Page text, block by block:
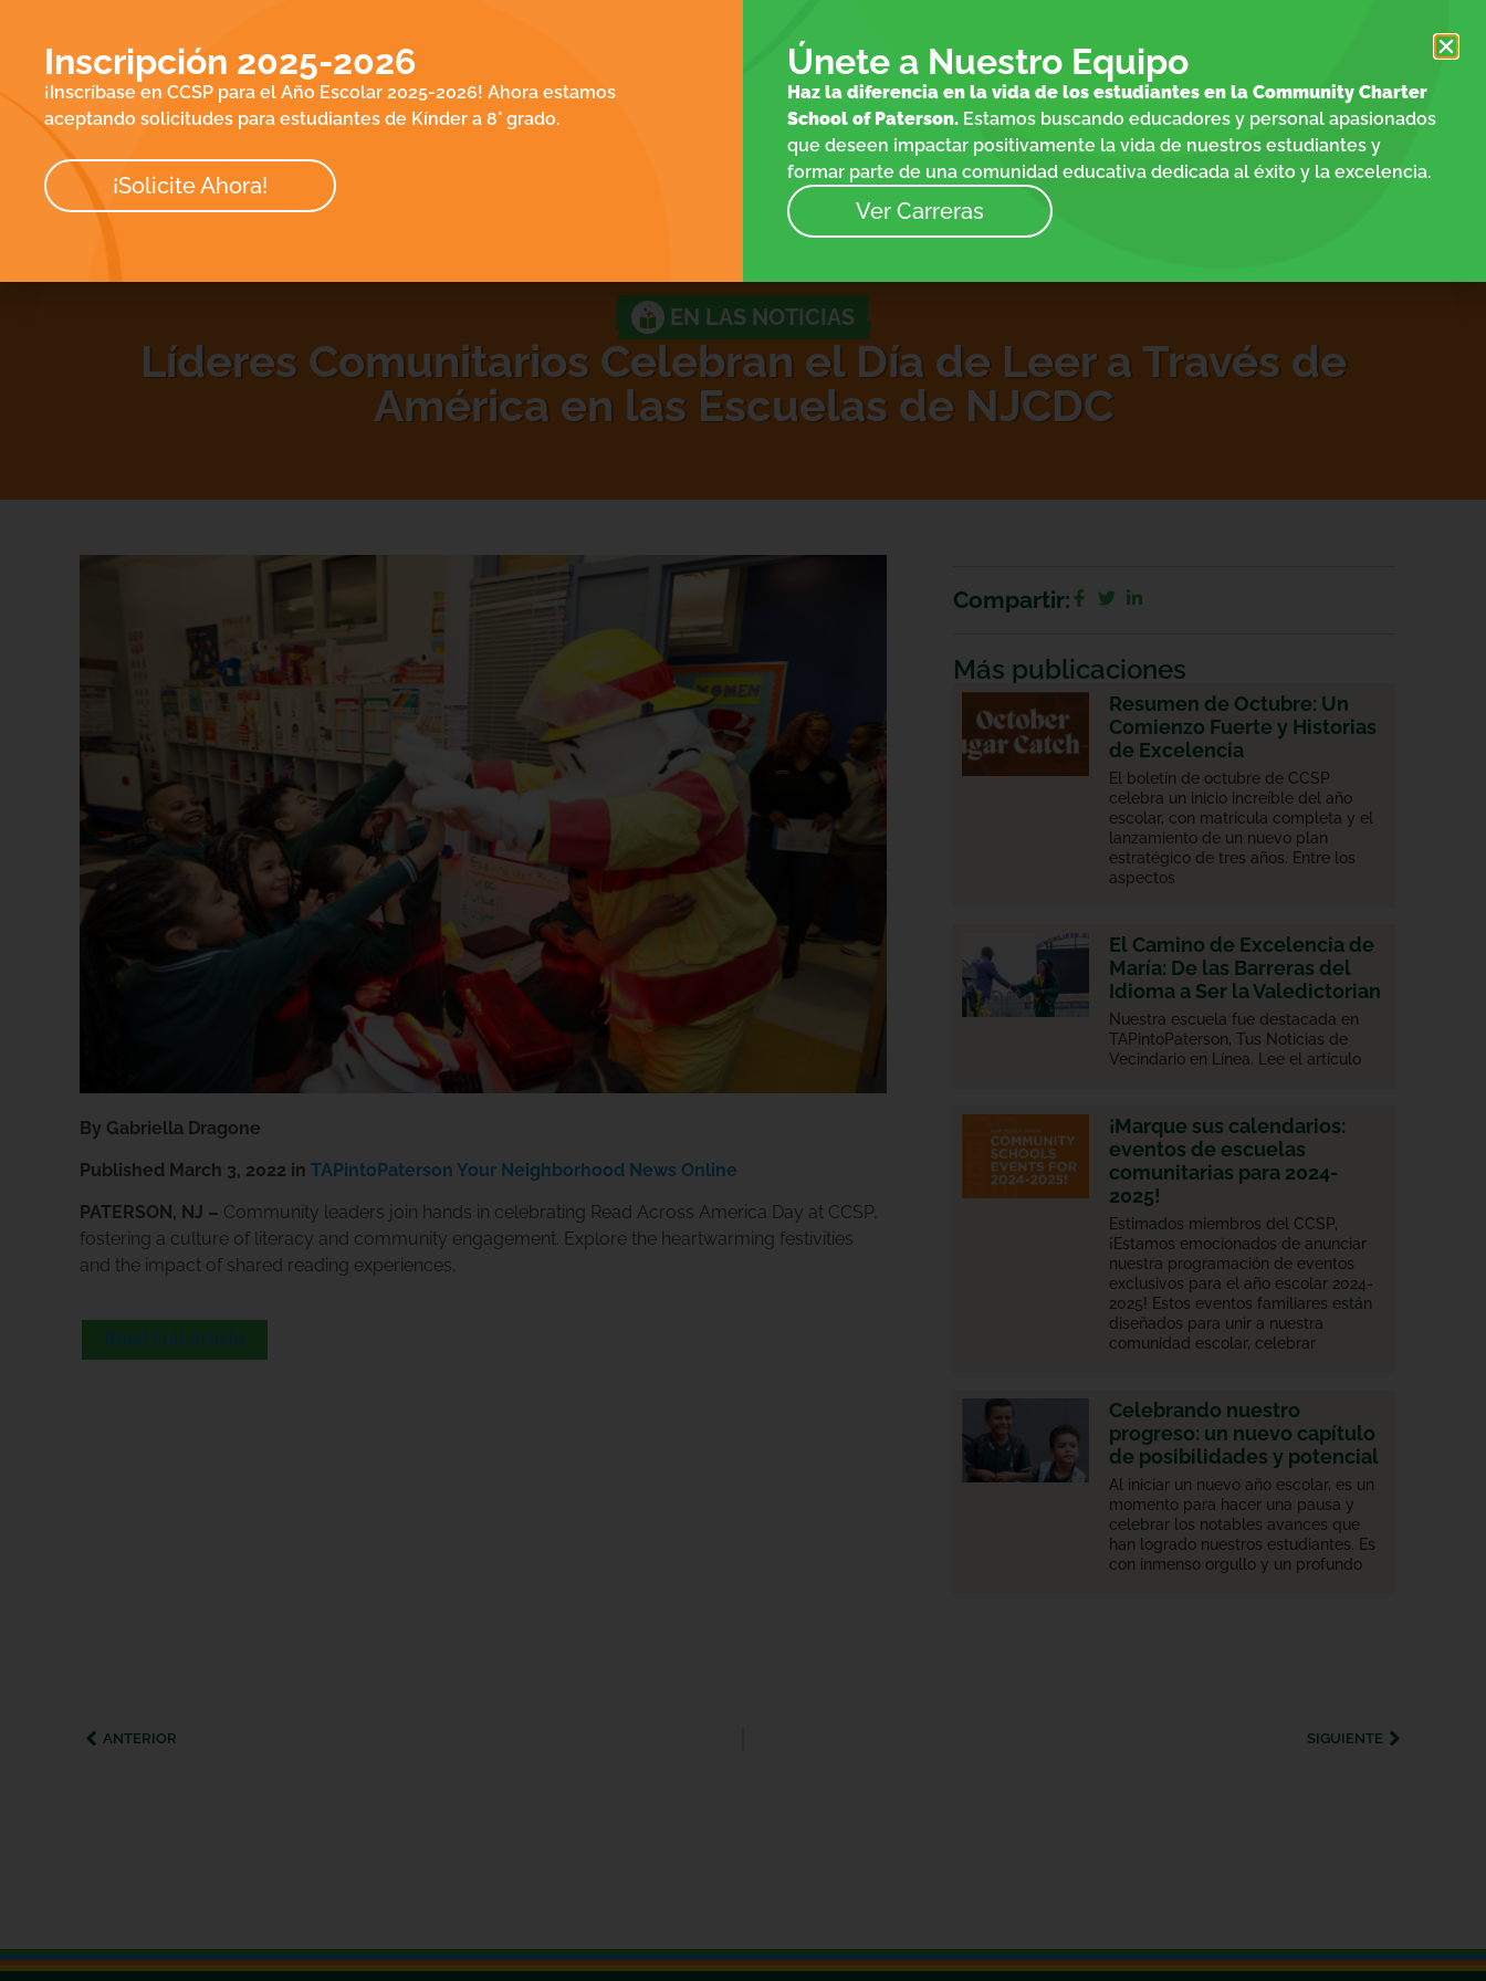
NOSOTROS
EQUIPO
CONTACTO
NOTICIAS
EN LAS NOTICIAS
Líderes Comunitarios Celebran el Día de Leer a Través de
América en las Escuelas de NJCDC
By Gabriella Dragone
Published March 3, 2022 in TAPintoPaterson Your Neighborhood News Online
PATERSON, NJ – Community leaders join hands in celebrating Read Across America Day at CCSP,
fostering a culture of literacy and community engagement. Explore the heartwarming festivities
and the impact of shared reading experiences.
Read Full Article
Compartir:
Más publicaciones
Resumen de Octubre: Un
Comienzo Fuerte y Historias
de Excelencia
El boletín de octubre de CCSP
celebra un inicio increíble del año
escolar, con matrícula completa y el
lanzamiento de un nuevo plan
estratégico de tres años. Entre los
aspectos
El Camino de Excelencia de
María: De las Barreras del
Idioma a Ser la Valedictorian
Nuestra escuela fue destacada en
TAPintoPaterson, Tus Noticias de
Vecindario en Línea. Lee el artículo
¡Marque sus calendarios:
eventos de escuelas
comunitarias para 2024-
2025!
Estimados miembros del CCSP,
¡Estamos emocionados de anunciar
nuestra programación de eventos
exclusivos para el año escolar 2024-
2025! Estos eventos familiares están
diseñados para unir a nuestra
comunidad escolar, celebrar
Celebrando nuestro
progreso: un nuevo capítulo
de posibilidades y potencial
Al iniciar un nuevo año escolar, es un
momento para hacer una pausa y
celebrar los notables avances que
han logrado nuestros estudiantes. Es
con inmenso orgullo y un profundo
ANTERIOR SIGUIENTE
Inscripción 2025-2026
¡Inscríbase en CCSP para el Año Escolar 2025-2026! Ahora estamos
aceptando solicitudes para estudiantes de Kínder a 8° grado.
¡Solicite Ahora!
Únete a Nuestro Equipo
Haz la diferencia en la vida de los estudiantes en la Community Charter
School of Paterson. Estamos buscando educadores y personal apasionados
que deseen impactar positivamente la vida de nuestros estudiantes y
formar parte de una comunidad educativa dedicada al éxito y la excelencia.
Ver Carreras